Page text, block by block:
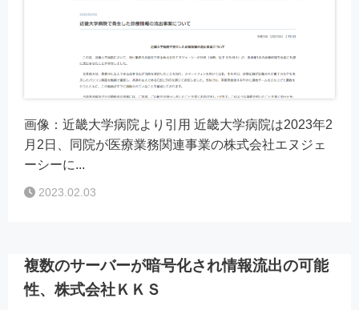
画像：近畿大学病院より引用 近畿大学病院は2023年2
月2日、同院が医療業務関連事業の株式会社エヌジェ
ーシーに...
2023.02.03
複数のサーバーが暗号化され情報流出の可能
性、株式会社ＫＫＳ